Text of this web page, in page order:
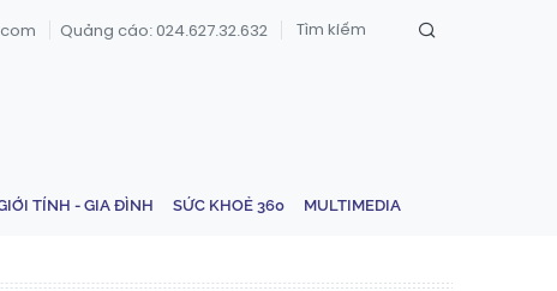
Quảng cáo: 024.627.32.632
TÍNH - GIA ĐÌNH SỨC KHOẺ 360 MULTIMEDIA